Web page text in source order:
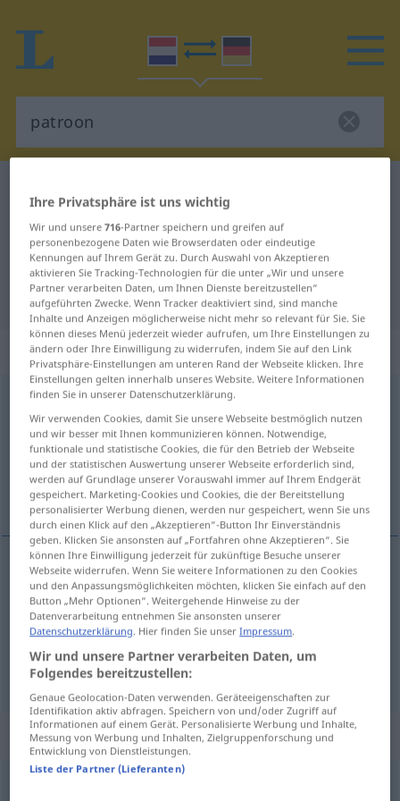
Niederländisch-Deutsch
Übersetzung für "patroon"
"patroon" Deutsch Übersetzung
„patroon“: mannelijk
patroonm < -sod-tronen>
Übersicht aller Übersetzungen
(Für mehr Details die Übersetzung anklicken/antippen)
Chef, Arbeitgeber, Schutzheilige, Patron
Schutzheilige(r),Patronm patroon
Chefm patroon
Arbeitgeberm patroon
„patroon“: zelfstandig naamwoord
Ihre Privatsphäre ist uns wichtig
Wir und unsere716-Partner speichern und greifen auf
personenbezogene Daten wie Browserdaten oder eindeutige
Kennungen auf Ihrem Gerät zu. Durch Auswahl von Akzeptieren
aktivieren Sie Tracking-Technologien für die unter „Wir und unsere
Partner verarbeiten Daten, um Ihnen Dienste bereitzustellen“
aufgeführten Zwecke. Wenn Tracker deaktiviert sind, sind manche
Inhalte und Anzeigen möglicherweise nicht mehr so relevant für Sie. Sie
können dieses Menü jederzeit wieder aufrufen, um Ihre Einstellungen zu
ändern oder Ihre Einwilligung zu widerrufen, indem Sie auf den Link
Privatsphäre-Einstellungen am unteren Rand der Webseite klicken. Ihre
Einstellungen gelten innerhalb unseres Website. Weitere Informationen
finden Sie in unserer Datenschutzerklärung.
Wir verwenden Cookies, damit Sie unsere Webseite bestmöglich nutzen
und wir besser mit Ihnen kommunizieren können. Notwendige,
funktionale und statistische Cookies, die für den Betrieb der Webseite
und der statistischen Auswertung unserer Webseite erforderlich sind,
werden auf Grundlage unserer Vorauswahl immer auf Ihrem Endgerät
gespeichert. Marketing-Cookies und Cookies, die der Bereitstellung
personalisierter Werbung dienen, werden nur gespeichert, wenn Sie uns
durch einen Klick auf den „Akzeptieren“-Button Ihr Einverständnis
geben. Klicken Sie ansonsten auf „Fortfahren ohne Akzeptieren“. Sie
können Ihre Einwilligung jederzeit für zukünftige Besuche unserer
Webseite widerrufen. Wenn Sie weitere Informationen zu den Cookies
und den Anpassungsmöglichkeiten möchten, klicken Sie einfach auf den
Button „Mehr Optionen“. Weitergehende Hinweise zu der
Datenverarbeitung entnehmen Sie ansonsten unserer
Datenschutzerklärung. Hier finden Sie unserImpressum.
Wir und unsere Partner verarbeiten Daten, um
Folgendes bereitzustellen:
Genaue Geolocation-Daten verwenden. Geräteeigenschaften zur
Identifikation aktiv abfragen. Speichern von und/oder Zugriff auf
Informationen auf einem Gerät. Personalisierte Werbung und Inhalte,
Messung von Werbung und Inhalten, Zielgruppenforschung und
Entwicklung von Dienstleistungen.
Liste der Partner (Lieferanten)